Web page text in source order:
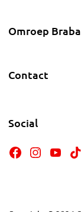
Omroep
Contact
Social